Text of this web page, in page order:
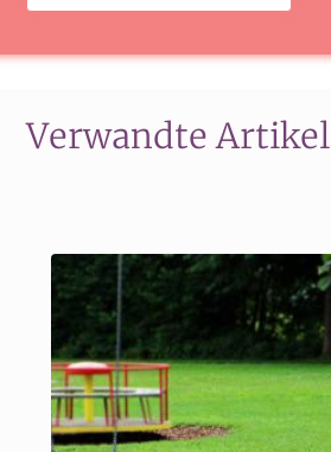
Verwandte Artikel